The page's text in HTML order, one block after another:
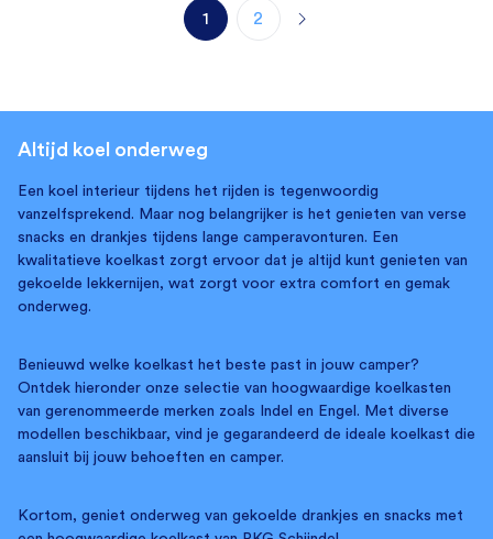
1 2
Altijd koel onderweg
Een koel interieur tijdens het rijden is tegenwoordig
vanzelfsprekend. Maar nog belangrijker is het genieten van verse
snacks en drankjes tijdens lange camperavonturen. Een
kwalitatieve koelkast zorgt ervoor dat je altijd kunt genieten van
gekoelde lekkernijen, wat zorgt voor extra comfort en gemak
onderweg.
Benieuwd welke koelkast het beste past in jouw camper?
Ontdek hieronder onze selectie van hoogwaardige koelkasten
van gerenommeerde merken zoals Indel en Engel. Met diverse
modellen beschikbaar, vind je gegarandeerd de ideale koelkast die
aansluit bij jouw behoeften en camper.
Kortom, geniet onderweg van gekoelde drankjes en snacks met